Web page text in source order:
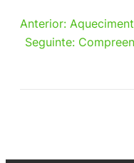
Anterior:
Seguinte: